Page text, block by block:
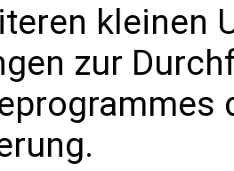
kleinen
zur